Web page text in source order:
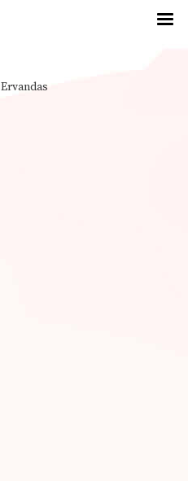
Ervandas